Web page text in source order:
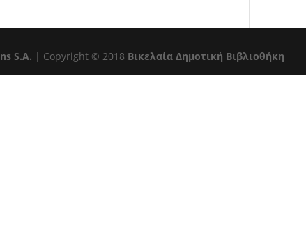
S.A. | Copyright © 2018 Βικελαία Δημοτική Βιβλιοθήκη